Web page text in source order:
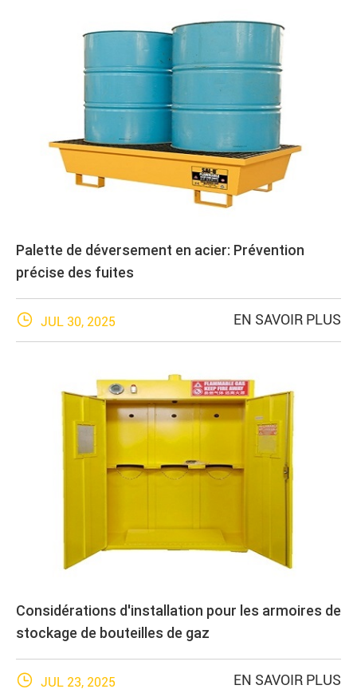
Palette de déversement en acier: Prévention
précise des fuites
 JUL 30, 2025 EN SAVOIR PLUS
Considérations d'installation pour les armoires de
stockage de bouteilles de gaz
 JUL 23, 2025 EN SAVOIR PLUS